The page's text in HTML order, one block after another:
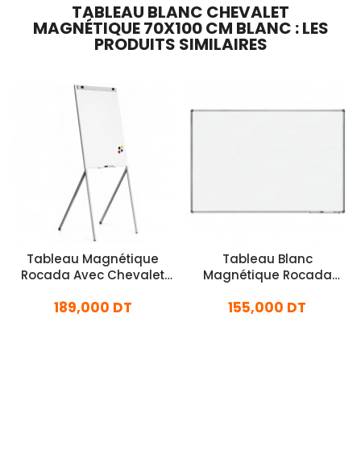
TABLEAU BLANC CHEVALET
MAGNÉTIQUE 70X100 CM BLANC : LES
PRODUITS SIMILAIRES
Tableau Magnétique
Rocada Avec Chevalet
189,000 DT
Tableau Blanc
Magnétique Rocada
155,000 DT